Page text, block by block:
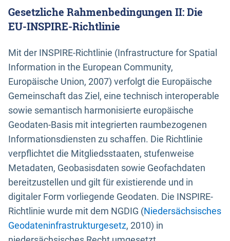
Gesetzliche Rahmenbedingungen II: Die
EU-INSPIRE-Richtlinie
Mit der INSPIRE-Richtlinie (Infrastructure for Spatial
Information in the European Community,
Europäische Union, 2007) verfolgt die Europäische
Gemeinschaft das Ziel, eine technisch interoperable
sowie semantisch harmonisierte europäische
Geodaten-Basis mit integrierten raumbezogenen
Informationsdiensten zu schaffen. Die Richtlinie
verpflichtet die Mitgliedsstaaten, stufenweise
Metadaten, Geobasisdaten sowie Geofachdaten
bereitzustellen und gilt für existierende und in
digitaler Form vorliegende Geodaten. Die INSPIRE-
Richtlinie wurde mit dem NGDIG (Niedersächsisches
Geodateninfrastrukturgesetz, 2010) in